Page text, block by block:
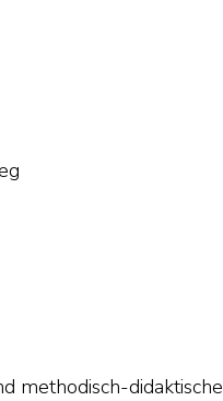
methodisch-didaktische